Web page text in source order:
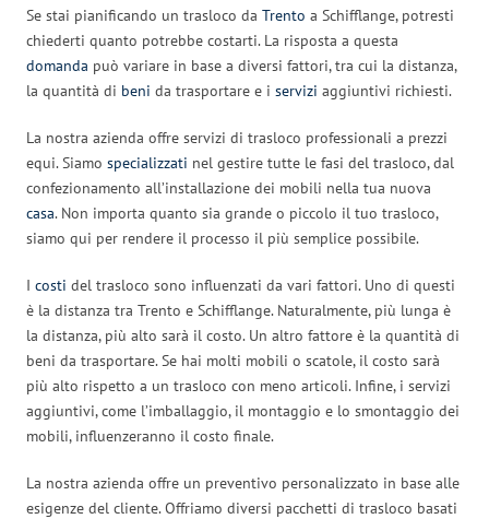
Se stai pianificando un trasloco da Trento a Schifflange, potresti
chiederti quanto potrebbe costarti. La risposta a questa
domanda può variare in base a diversi fattori, tra cui la distanza,
la quantità di beni da trasportare e i servizi aggiuntivi richiesti.
La nostra azienda offre servizi di trasloco professionali a prezzi
equi. Siamo specializzati nel gestire tutte le fasi del trasloco, dal
confezionamento all’installazione dei mobili nella tua nuova
casa. Non importa quanto sia grande o piccolo il tuo trasloco,
siamo qui per rendere il processo il più semplice possibile.
I costi del trasloco sono influenzati da vari fattori. Uno di questi
è la distanza tra Trento e Schifflange. Naturalmente, più lunga è
la distanza, più alto sarà il costo. Un altro fattore è la quantità di
beni da trasportare. Se hai molti mobili o scatole, il costo sarà
più alto rispetto a un trasloco con meno articoli. Infine, i servizi
aggiuntivi, come l’imballaggio, il montaggio e lo smontaggio dei
mobili, influenzeranno il costo finale.
La nostra azienda offre un preventivo personalizzato in base alle
esigenze del cliente. Offriamo diversi pacchetti di trasloco basati